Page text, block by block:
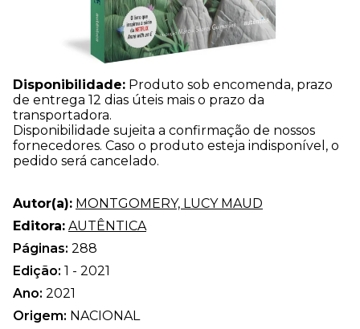
Disponibilidade: Produto sob encomenda, prazo
de entrega 12 dias úteis mais o prazo da
transportadora.
Disponibilidade sujeita a confirmação de nossos
fornecedores. Caso o produto esteja indisponível, o
pedido será cancelado.
Autor(a): MONTGOMERY, LUCY MAUD
Editora: AUTÊNTICA
Páginas: 288
Edição: 1 - 2021
Ano: 2021
Origem: NACIONAL